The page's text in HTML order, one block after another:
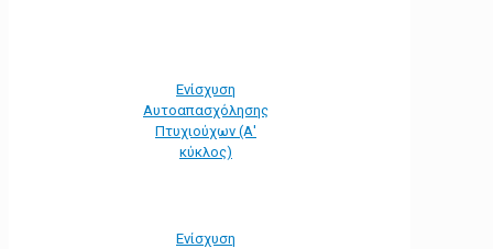
Ενίσχυση
Αυτοαπασχόλησης
Πτυχιούχων (Α'
κύκλος)
Ενίσχυση